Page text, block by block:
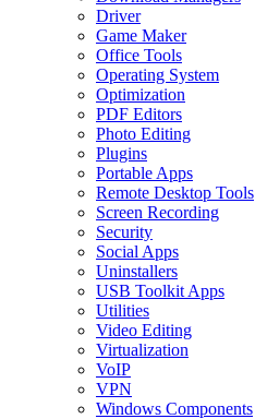
Driver
Game Maker
Office Tools
Operating System
Optimization
PDF Editors
Photo Editing
Plugins
Portable Apps
Remote Desktop Tools
Screen Recording
Security
Social Apps
Uninstallers
USB Toolkit Apps
Utilities
Video Editing
Virtualization
VoIP
VPN
Windows Components